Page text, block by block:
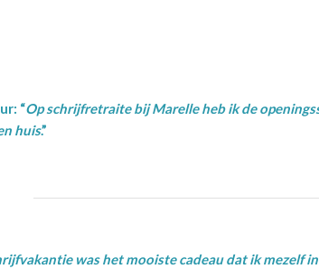
“Op schrijfretraite bij Marelle heb ik de
huis.”
was het mooiste cadeau dat ik mezelf in